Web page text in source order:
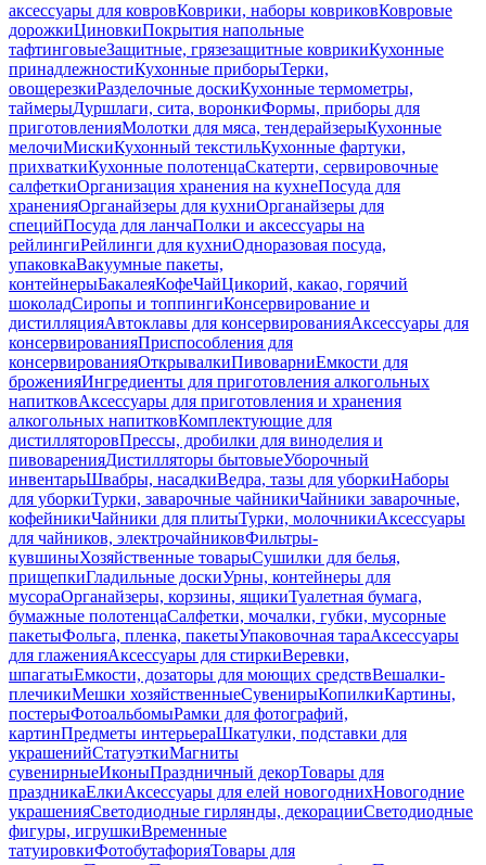
аксессуары для ковровКоврики, наборы ковриковКовровые
дорожкиЦиновкиПокрытия напольные
тафтинговыеЗащитные, грязезащитные коврикиКухонные
принадлежностиКухонные приборыТерки,
овощерезкиРазделочные доскиКухонные термометры,
таймерыДуршлаги, сита, воронкиФормы, приборы для
приготовленияМолотки для мяса, тендерайзерыКухонные
мелочиМискиКухонный текстильКухонные фартуки,
прихваткиКухонные полотенцаСкатерти, сервировочные
салфеткиОрганизация хранения на кухнеПосуда для
храненияОрганайзеры для кухниОрганайзеры для
специйПосуда для ланчаПолки и аксессуары на
рейлингиРейлинги для кухниОдноразовая посуда,
упаковкаВакуумные пакеты,
контейнерыБакалеяКофеЧайЦикорий, какао, горячий
шоколадСиропы и топпингиКонсервирование и
дистилляцияАвтоклавы для консервированияАксессуары для
консервированияПриспособления для
консервированияОткрывалкиПивоварниЕмкости для
броженияИнгредиенты для приготовления алкогольных
напитковАксессуары для приготовления и хранения
алкогольных напитковКомплектующие для
дистилляторовПрессы, дробилки для виноделия и
пивоваренияДистилляторы бытовыеУборочный
инвентарьШвабры, насадкиВедра, тазы для уборкиНаборы
для уборкиТурки, заварочные чайникиЧайники заварочные,
кофейникиЧайники для плитыТурки, молочникиАксессуары
для чайников, электрочайниковФильтры-
кувшиныХозяйственные товарыСушилки для белья,
прищепкиГладильные доскиУрны, контейнеры для
мусораОрганайзеры, корзины, ящикиТуалетная бумага,
бумажные полотенцаСалфетки, мочалки, губки, мусорные
пакетыФольга, пленка, пакетыУпаковочная тараАксессуары
для глаженияАксессуары для стиркиВеревки,
шпагатыЕмкости, дозаторы для моющих средствВешалки-
плечикиМешки хозяйственныеСувенирыКопилкиКартины,
постерыФотоальбомыРамки для фотографий,
картинПредметы интерьераШкатулки, подставки для
украшенийСтатуэткиМагниты
сувенирныеИконыПраздничный декорТовары для
праздникаЕлкиАксессуары для елей новогоднихНовогодние
украшенияСветодиодные гирлянды, декорацииСветодиодные
фигуры, игрушкиВременные
татуировкиФотобутафорияТовары для